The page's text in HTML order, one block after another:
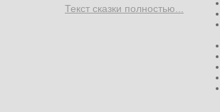
Текст сказки полностью...